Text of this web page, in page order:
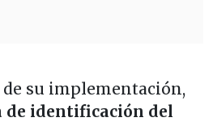
de su implementación,
de identificación del